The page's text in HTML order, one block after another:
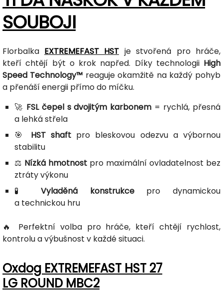
SOUBOJI
Florbalka EXTREMEFAST HST je stvořená pro hráče,
kteří chtějí být o krok napřed. Díky technologii High
Speed Technology™ reaguje okamžitě na každý pohyb
a přenáší energii přímo do míčku.
🚀 FSL čepel s dvojitým karbonem = rychlá, přesná
a lehká střela
🎯 HST shaftpro bleskovou odezvu a výbornou
stabilitu
⚖️ Nízká hmotnost pro maximální ovladatelnost bez
ztráty výkonu
🧪Vyladěná konstrukcepro dynamickou
a technickou hru
🔥 Perfektní volba pro hráče, kteří chtějí rychlost,
kontrolu a výbušnost v každé situaci.
Oxdog EXTREMEFAST HST 27
LG ROUND MBC2